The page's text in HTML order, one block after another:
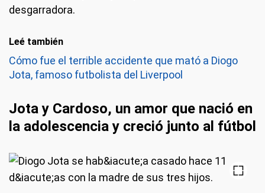
desgarradora.
Leé también
Cómo fue el terrible accidente que mató a Diogo
Jota, famoso futbolista del Liverpool
Jota y Cardoso, un amor que nació en
la adolescencia y creció junto al fútbol